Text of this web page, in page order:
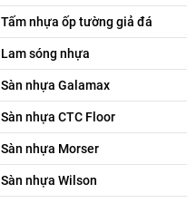
Tấm nhựa ốp tường giả đá
Lam sóng nhựa
Sàn nhựa Galamax
Sàn nhựa CTC Floor
Sàn nhựa Morser
Sàn nhựa Wilson